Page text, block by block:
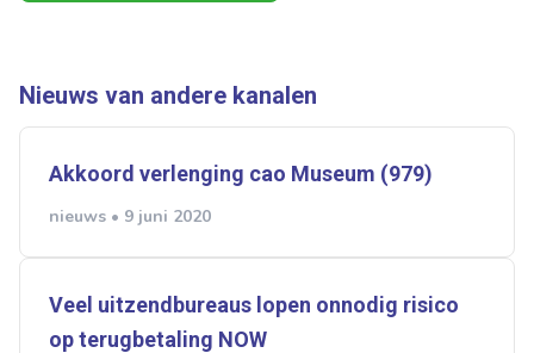
Nieuws van andere kanalen
Akkoord verlenging cao Museum (979)
nieuws • 9 juni 2020
Veel uitzendbureaus lopen onnodig risico
op terugbetaling NOW